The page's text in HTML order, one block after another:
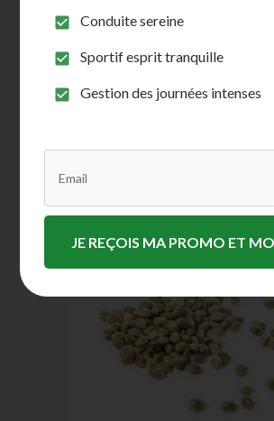
C’est probablement l’une des
lesquelles il y a eu une
CBD.
Conduite sereine
Sportif esprit tranquille
Gestion des journées intenses
JE REÇOIS MA PROMO ET